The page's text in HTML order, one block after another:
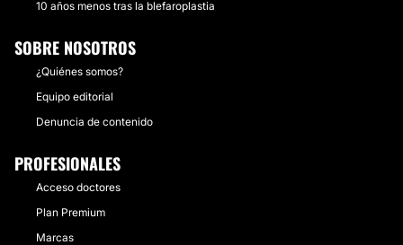
10 años menos tras la blefaroplastia
SOBRE NOSOTROS
¿Quiénes somos?
Equipo editorial
Denuncia de contenido
PROFESIONALES
Acceso doctores
Plan Premium
Marcas